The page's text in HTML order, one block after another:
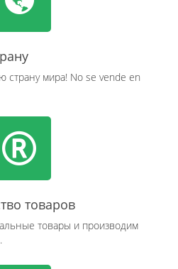
страну мира! No se vende en
товаров
товары и производим